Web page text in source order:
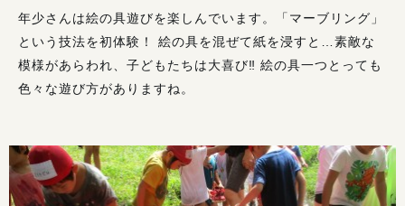
年少さんは絵の具遊びを楽しんでいます。「マーブリング」
という技法を初体験！ 絵の具を混ぜて紙を浸すと…素敵な
模様があらわれ、子どもたちは大喜び‼ 絵の具一つとっても
色々な遊び方がありますね。